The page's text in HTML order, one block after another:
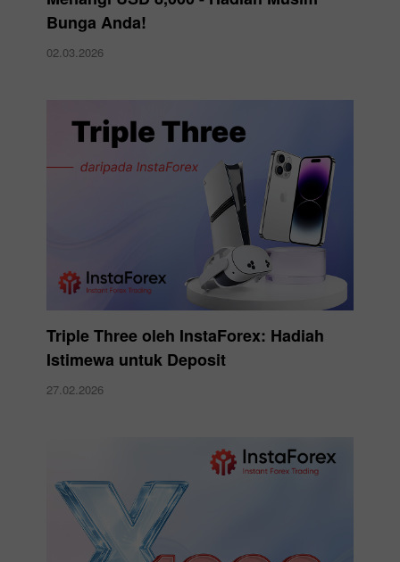
Bunga Anda!
02.03.2026
Triple Three oleh InstaForex: Hadiah
Istimewa untuk Deposit
27.02.2026